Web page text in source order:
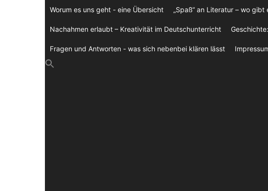
Worum es uns geht - eine Übersicht „Spaß“ an Literatur – wo gibt
Nachahmen erlaubt – Kreativität im Deutschunterricht
Fragen und Antworten - was sich nebenbei klären lässt